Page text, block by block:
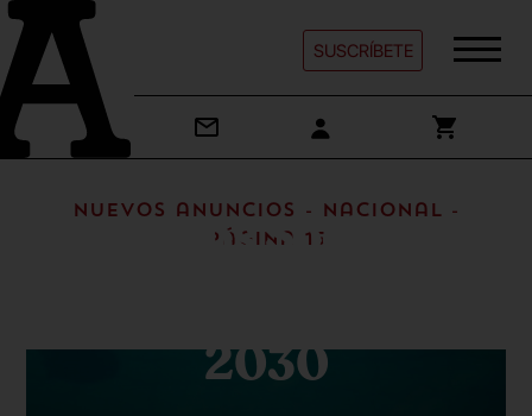
SUSCRÍBETE
Nuevos anuncios - Nacional -
Página 15
Ministerio de
Asuntos Sociales,
2030